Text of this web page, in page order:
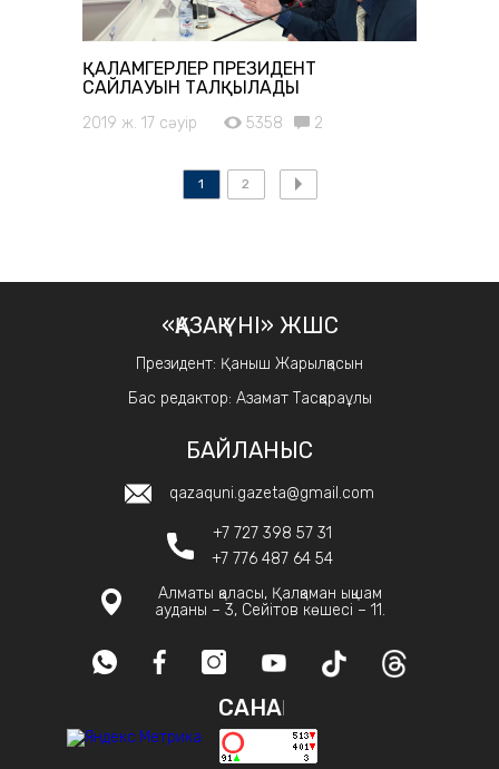
ҚАЛАМГЕРЛЕР ПРЕЗИДЕНТ
САЙЛАУЫН ТАЛҚЫЛАДЫ
2019 ж. 17 сәуір 5358 2
1 2
«ҚАЗАҚ ҮНІ» ЖШС
Президент: Қаныш Жарылқасын
Бас редактор: Азамат Тасқараұлы
БАЙЛАНЫС
qazaquni.gazeta@gmail.com
+7 727 398 57 31
+7 776 487 64 54
Алматы қаласы, Қалқаман ықшам
ауданы – 3, Сейітов көшесі – 11.
САНАҚ